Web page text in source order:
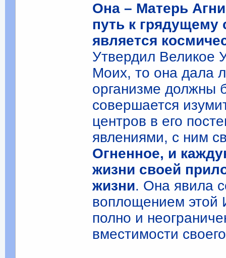
Она – Матерь
путь к
является
Утвердил Великое
Моих, то она дала
организме должны
совершается
центров в его
явлениями, с ним
Огненное, и
жизни своей
жизни. Она явила
воплощением
полно и
вместимости